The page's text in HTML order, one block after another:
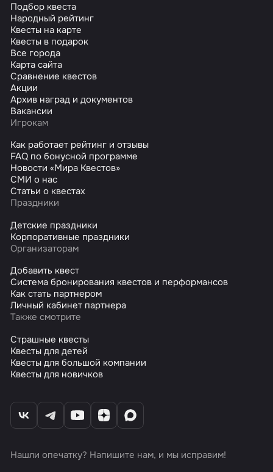
Подбор квеста
Народный рейтинг
Квесты на карте
Квесты в подарок
Все города
Карта сайта
Сравнение квестов
Акции
Архив наград и документов
Вакансии
Игрокам
Как работает рейтинг и отзывы
FAQ по бонусной программе
Новости «Мира Квестов»
СМИ о нас
Статьи о квестах
Праздники
Детские праздники
Корпоративные праздники
Организаторам
Добавить квест
Система бронирования квестов и перформансов
Как стать партнером
Личный кабинет партнера
Также смотрите
Страшные квесты
Квесты для детей
Квесты для большой компании
Квесты для новичков
Нашли опечатку? Напишите нам, и мы исправим!